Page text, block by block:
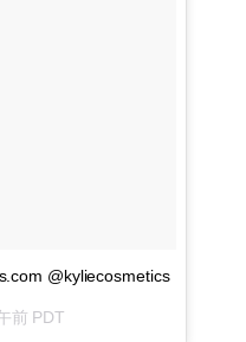
@kyliecosmetics
前 PDT